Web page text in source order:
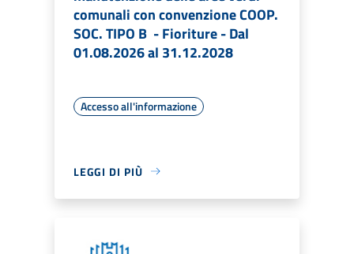
comunali con convenzione COOP.
SOC. TIPO B - Fioriture - Dal
01.08.2026 al 31.12.2028
Accesso all'informazione
LEGGI DI PIÙ